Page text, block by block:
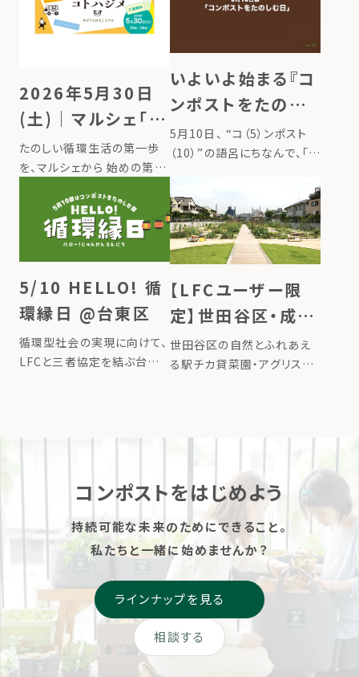
2026年5月30日
(土)｜マルシェ「循
環生活コトハジメ」
開催 ＠東京上野
たのしい循環生活の第一歩
を、マルシェから 始めの第一
いしい！循環するライフスタイ
ルのヒントが、ぎゅっと詰まっ
た入場無料のイベント『第４
回 循環生活コトハジメ』。 家
庭から出る生ごみがコンポス
ト […]
いよいよ始まる『コ
ンポストをたのし
む日』 全国でイベ
ント同時開催
5月10日、 “コ（5）ンポスト
（10）”の語呂にちなんで、「コ
て、日本の記念日に制定され
ました。 コンポストは、台所
の生ごみを捨てずに宝物に
変え、循環することで自然と
人との繋がりを取り戻しなが
[…]
5/10 HELLO! 循
環縁日 @台東区
循環型社会の実現に向けて、
LFCと三者協定を結ぶ台東
10日（コンポストをたのしむ
【LFCユーザー限
定】世田谷区・成城
の駅チカ菜園で、あ
なたの堆肥で野菜
世田谷区の自然とふれあえ
る駅チカ貸菜園・アグリス成
「堆肥の使い先を増やしたい
挑戦してみたい方」、「親子で
菜園を楽し […]
コンポストをはじめよう
持続可能な未来のためにできること。
私たちと一緒に始めませんか？
相談する
ラインナップを見る